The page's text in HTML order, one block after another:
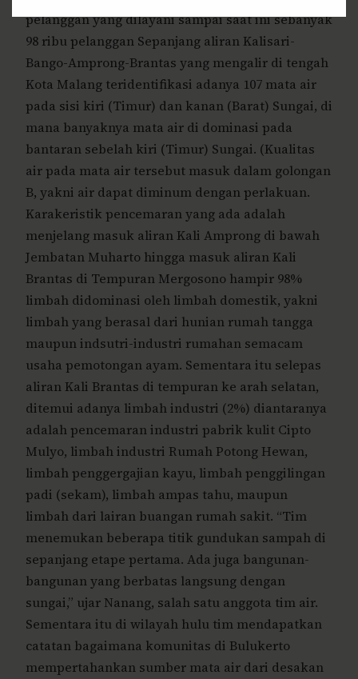
pelanggan yang dilayani sampai saat ini sebanyak
98 ribu pelanggan Sepanjang aliran Kalisari-
Bango-Amprong-Brantas yang mengalir di tengah
Kota Malang teridentifikasi adanya 107 mata air
pada sisi kiri (Timur) dan kanan (Barat) Sungai, di
mana banyaknya mata air di dominasi pada
bantaran sebelah kiri (Timur) Sungai. (Kualitas
air pada mata air tersebut masuk dalam golongan
B, yakni air dapat diminum dengan perlakuan.
Karakeristik pencemaran yang ada adalah
menjelang masuk aliran Kali Amprong di bawah
Jembatan Muharto hingga masuk aliran Kali
Brantas di Tempuran Mergosono hampir 98%
limbah didominasi oleh limbah domestik, yakni
limbah yang berasal dari hunian rumah tangga
maupun indsutri-industri rumahan semacam
usaha pemotongan ayam. Sementara itu selepas
aliran Kali Brantas di tempuran ke arah selatan,
ditemui adanya limbah industri (2%) diantaranya
adalah pencemaran industri pabrik kulit Cipto
Mulyo, limbah industri Rumah Potong Hewan,
limbah penggergajian kayu, limbah penggilingan
padi (sekam), limbah ampas tahu, maupun
limbah dari lairan buangan rumah sakit. “Tim
menemukan beberapa titik gundukan sampah di
sepanjang etape pertama. Ada juga bangunan-
bangunan yang berbatas langsung dengan
sungai,” ujar Nanang, salah satu anggota tim air.
Sementara itu di wilayah hulu tim mendapatkan
catatan bagaimana komunitas di Bulukerto
mempertahankan sumber mata air dari desakan